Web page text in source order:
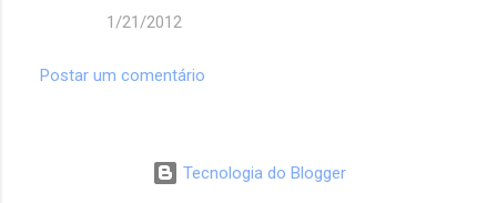
1/21/2012
Postar um comentário
Tecnologia do Blogger